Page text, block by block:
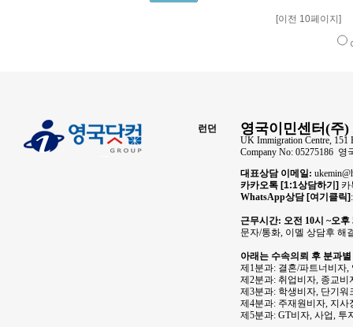
[이전 10페이지]
런던 영국이민센터(주
UK Immigration Centre,
Company No: 05275186
대표상담 이메일:
카카오톡 [1:1상담하기] 카
WhatsApp상담 [여기클릭]
근무시간: 오전 10시 ~오
문자/통화, 이멜 상담후 해
아래는 수속의뢰 후 분과
제1분과: 결혼/파트너비자,
제2분과: 취업비자, 종교비
제3분과: 학생비자, 단기워
제4분과: 주재원비자, 지
제5분과: GT비자, 사업, 투